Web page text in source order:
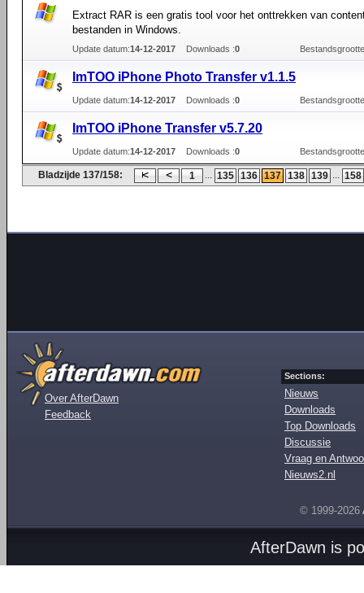
Extract RAR is een gratis tool voor het onttrekken van
bestanden in Windows.
Update datum:14-12-2017 Downloads :0
ImTOO iPhone Photo Transfer v1.1.5
Update datum:14-12-2017 Downloads :0
ImTOO iPhone Transfer v5.7.20
Update datum:14-12-2017 Downloads :0
Bladzijde 137/158: 1 ... 135 136 137 138 139 ... 158
Over AfterDawn
Feedback
Sections:
Nieuws
Downloads
Top Downloads
Discussie
Vraag en
Nieuws2.nl
© 1999-2026
AfterDawn is